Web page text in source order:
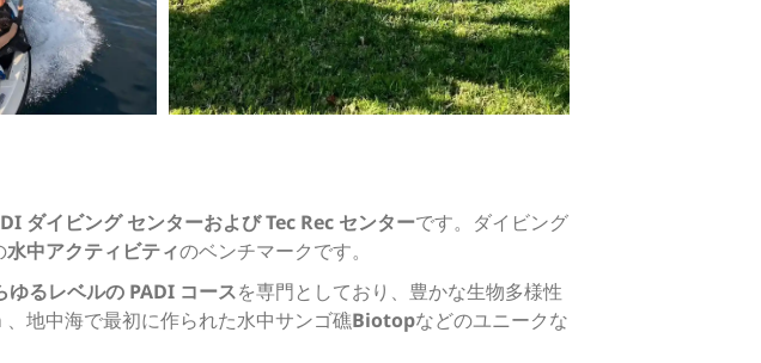
ダイビング センターおよび Tec Rec センターです。ダイビング
水中アクティビティのベンチマークです。
ゆるレベルの PADI コースを専門としており、豊かな生物多様性
、地中海で最初に作られた水中サンゴ礁Biotopなどのユニークな